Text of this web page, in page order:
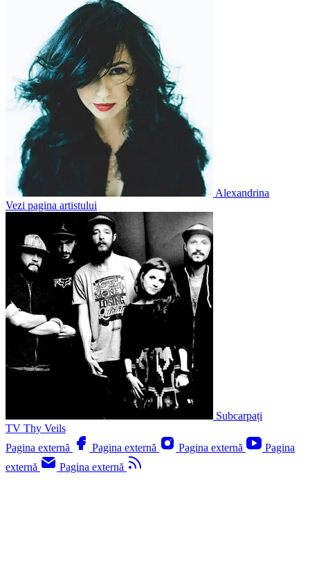
Alexandrina
Vezi pagina artistului
Subcarpați
TV Thy Veils
Pagina externă
Pagina externă Pagina externă
Pagina
externă
Pagina externă